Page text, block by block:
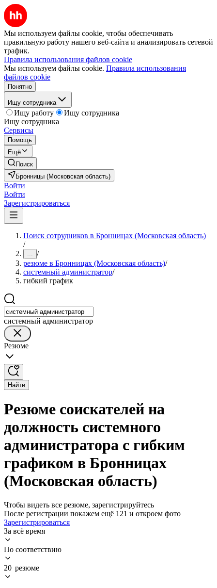
Мы используем файлы cookie, чтобы обеспечивать
правильную работу нашего веб-сайта и анализировать сетевой
трафик.
Правила использования файлов cookie
Мы используем файлы cookie. Правила использования
файлов cookie
Понятно
Ищу сотрудника
Ищу работу
Ищу сотрудника
Ищу сотрудника
Сервисы
Помощь
Ещё
Поиск
Бронницы (Московская область)
Войти
Войти
Зарегистрироваться
Поиск сотрудников в Бронницах (Московская область)
/
... /
резюме в Бронницах (Московская область)/
системный администратор/
гибкий график
системный администратор
Резюме
Найти
Резюме соискателей на
должность системного
администратора с гибким
графиком в Бронницах
(Московская область)
Чтобы видеть все резюме, зарегистрируйтесь
После регистрации покажем ещё 121 и откроем фото
Зарегистрироваться
За всё время
По соответствию
20 резюме